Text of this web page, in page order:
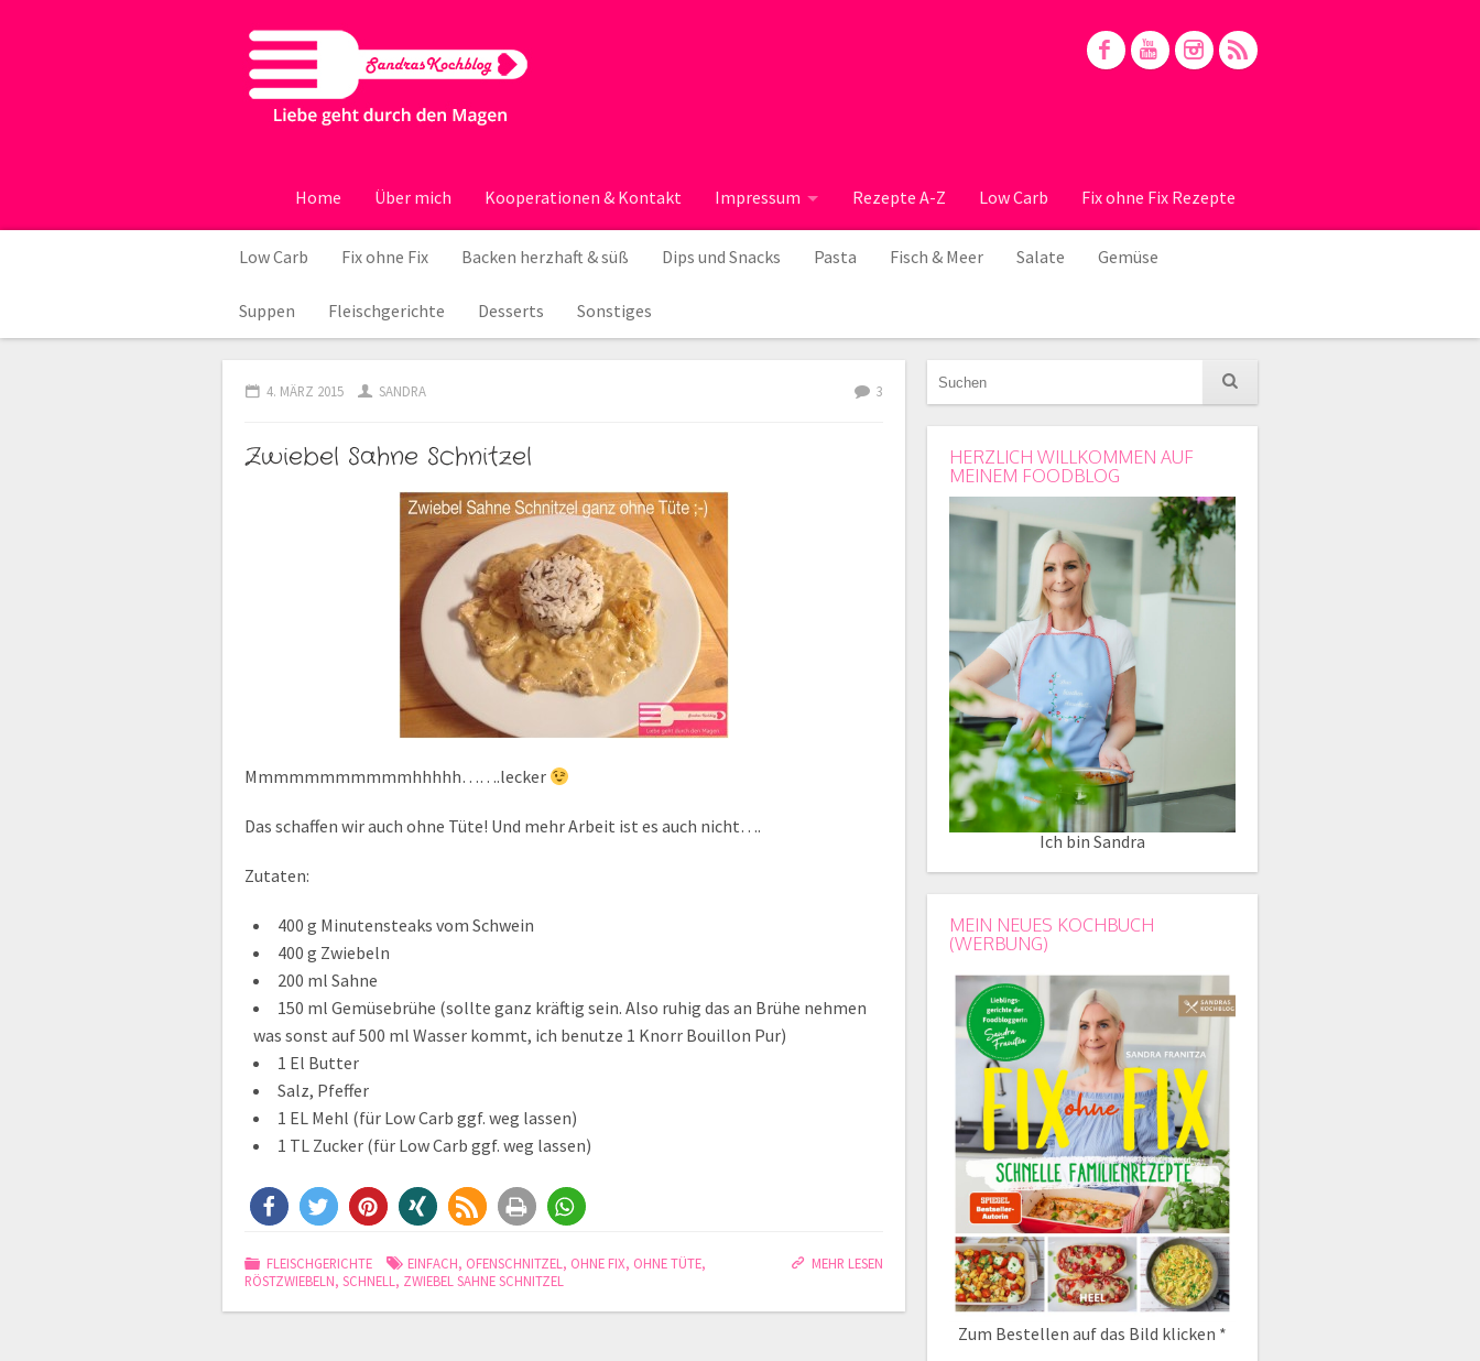
Home Über mich Kooperationen & Kontakt Impressum Rezepte A-Z Low Carb Fix ohne Fix Rezepte
Low Carb Fix ohne Fix Backen herzhaft & süß Dips und Snacks Pasta Fisch & Meer Salate Gemüse
Suppen Fleischgerichte Desserts Sonstiges
4. MÄRZ 2015 SANDRA 3
Zwiebel Sahne Schnitzel
Mmmmmmmmmmmhhhhh…….lecker
Das schaffen wir auch ohne Tüte! Und mehr Arbeit ist es auch nicht….
Zutaten:
400 g Minutensteaks vom Schwein
400 g Zwiebeln
200 ml Sahne
150 ml Gemüsebrühe (sollte ganz kräftig sein. Also ruhig das an Brühe nehmen
was sonst auf 500 ml Wasser kommt, ich benutze 1 Knorr Bouillon Pur)
1 El Butter
Salz, Pfeffer
1 EL Mehl (für Low Carb ggf. weg lassen)
1 TL Zucker (für Low Carb ggf. weg lassen)
MEHR LESEN
FLEISCHGERICHTE EINFACH, OFENSCHNITZEL , OHNE FIX, OHNE TÜTE,
RÖSTZWIEBELN, SCHNELL , ZWIEBEL SAHNE SCHNITZEL
HERZLICH WILLKOMMEN AUF
MEINEM FOODBLOG
Ich bin Sandra
MEIN NEUES KOCHBUCH
(WERBUNG)
Zum Bestellen auf das Bild klicken *